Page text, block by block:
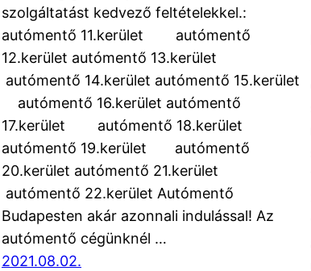
szolgáltatást kedvező feltételekkel.:
autómentő 11.kerület autómentő
12.kerület autómentő 13.kerület
autómentő 14.kerület autómentő 15.kerület
autómentő 16.kerület autómentő
17.kerület autómentő 18.kerület
autómentő 19.kerület autómentő
20.kerület autómentő 21.kerület
autómentő 22.kerület Autómentő
Budapesten akár azonnali indulással! Az
autómentő cégünknél …
2021.08.02.